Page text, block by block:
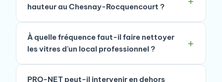
hauteur au Chesnay-Rocquencourt ?
À quelle fréquence faut-il faire nettoyer
les vitres d'un local professionnel ?
PRO-NET peut-il intervenir en dehors